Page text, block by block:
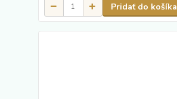
Pridať do košíka